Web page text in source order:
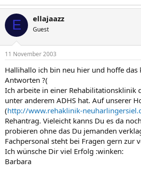
E ellajaazz
Guest
11 November 2003
Hallihallo ich bin neu hier und hoffe das
Antworten ?(
Ich arbeite in einer Rehabilitationsklinik
unter anderem ADHS hat. Auf unserer
(http://www.rehaklinik-
Rehantrag. Vieleicht kanns Du es da
probieren ohne das Du jemanden
Fachpersonal steht bei Fragen gern zur
Ich wünsche Dir viel Erfolg :winken:
Barbara